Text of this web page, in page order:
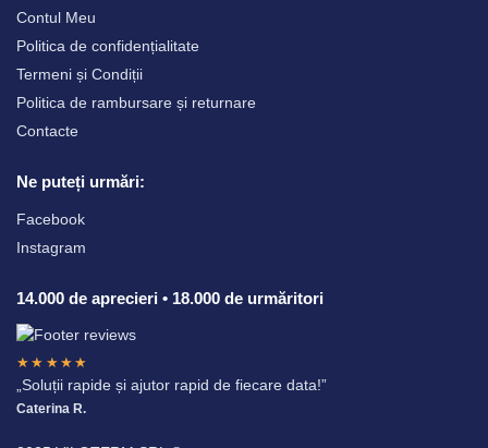
Contul Meu
Politica de confidențialitate
Termeni și Condiții
Politica de rambursare și returnare
Contacte
Ne puteți urmări:
Facebook
Instagram
14.000 de aprecieri • 18.000 de urmăritori
★★★★★
„Soluții rapide și ajutor rapid de fiecare data!”
Caterina R.